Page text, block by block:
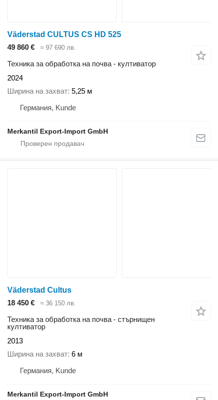
Väderstad CULTUS CS HD 525
49 860 €
≈ 97 690 лв.
Техника за обработка на почва - култиватор
2024
Ширина на захват 5,25 м
Германия, Kunde
Merkantil Export-Import GmbH
Väderstad Cultus
18 450 €
≈ 36 150 лв.
Техника за обработка на почва - стърнищен
култиватор
2013
Ширина на захват 6 м
Германия, Kunde
Merkantil Export-Import GmbH